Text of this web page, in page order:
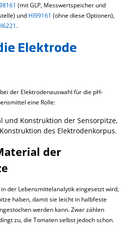
(mit GLP, Messwertspeicher und
und HI99161 (ohne diese Optionen),
.
Elektrode
der Elektrodenauswahl für die pH-
eine Rolle:
und Konstruktion der Sensorpitze,
des Elektrodenkorpus.
der
der Lebensmittelanalytik eingesetzt wird,
haben, damit sie leicht in halbfeste
werden kann. Zwar zählen
zu, die Tomaten selbst jedoch schon.